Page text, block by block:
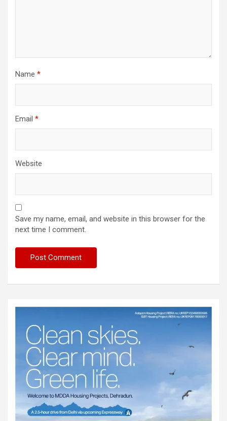
Name *
Email *
Website
Save my name, email, and website in this browser for the
next time I comment.